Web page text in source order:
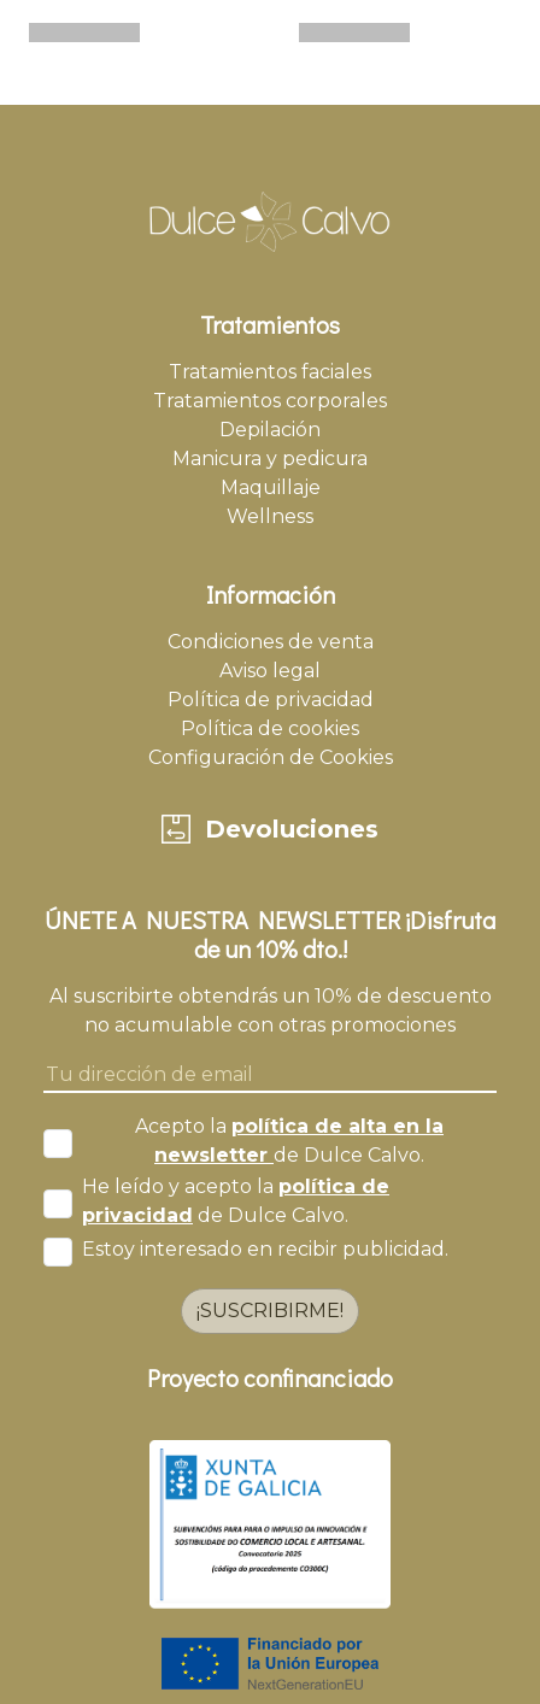
Tratamientos
Tratamientos faciales
Tratamientos corporales
Depilación
Manicura y pedicura
Maquillaje
Wellness
Información
Condiciones de venta
Aviso legal
Política de privacidad
Política de cookies
Configuración de Cookies
Devoluciones
ÚNETE A NUESTRA NEWSLETTER ¡Disfruta
de un 10% dto.!
Al suscribirte obtendrás un 10% de descuento
no acumulable con otras promociones
Acepto la política de alta en la
newsletter de Dulce Calvo.
He leído y acepto la política de
privacidad de Dulce Calvo.
Estoy interesado en recibir publicidad.
¡SUSCRIBIRME!
Proyecto confinanciado